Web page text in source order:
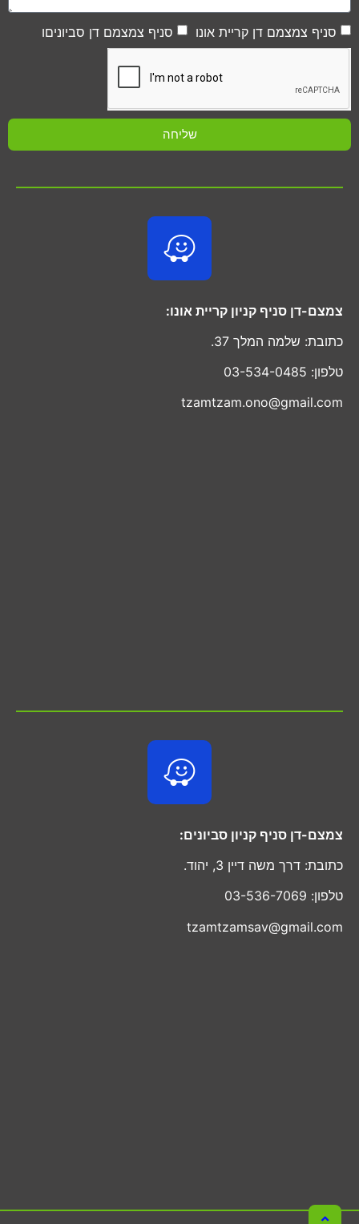
סניף צמצמם דן קריית אונו סניף צמצמם דן סביוניםו
שליחה
צמצם-דן סניף קניון קריית אונו:
כתובת: שלמה המלך 37.
טלפון: 03-534-0485
tzamtzam.ono@gmail.com
צמצם-דן סניף קניון סביונים:
כתובת: דרך משה דיין 3, יהוד.
טלפון: 03-536-7069
tzamtzamsav@gmail.com